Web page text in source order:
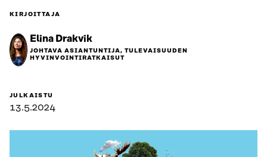
KIRJOITTAJA
Elina Drakvik
JOHTAVA ASIANTUNTIJA, TULEVAISUUDEN
HYVINVOINTIRATKAISUT
JULKAISTU
13.5.2024